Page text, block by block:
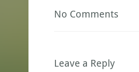
No Comments
Leave a Reply